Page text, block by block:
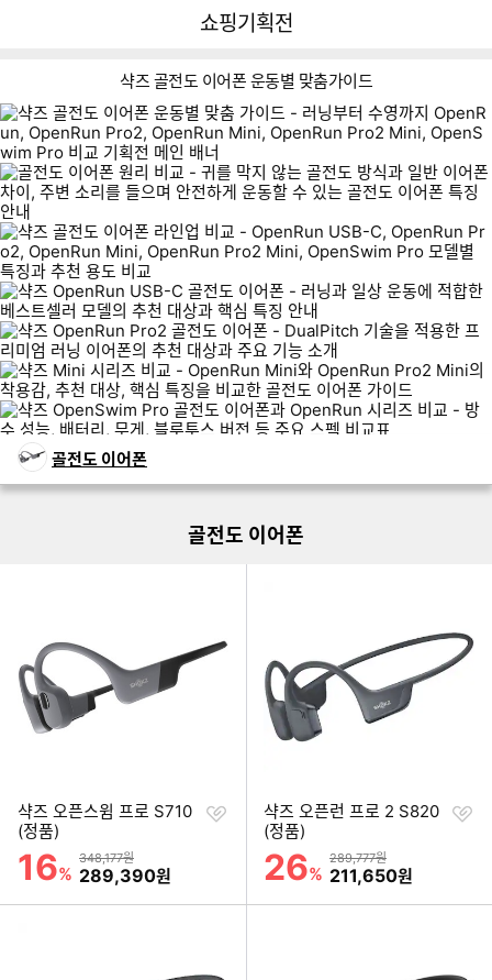
다나와
쇼핑기획전
샥즈 골전도 이어폰 운동별 맞춤가이드
골전도 이어폰
골전도 이어폰
샥즈 오픈스윔 프로 S710
(정품)
할인률
16%
상품금액
348,177원
할인금액
289,390원
찜
샥즈 오픈런 프로 2 S820
(정품)
할인률
26%
상품금액
289,777원
할인금액
211,650원
찜